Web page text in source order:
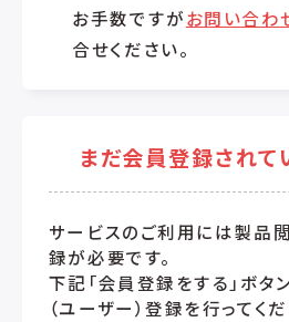
お手数ですがお問い合わ
合せください。
まだ会員登録され
サービスのご利用には製品
録が必要です。
下記「会員登録をする」ボタ
（ユーザー）登録を行ってくだ